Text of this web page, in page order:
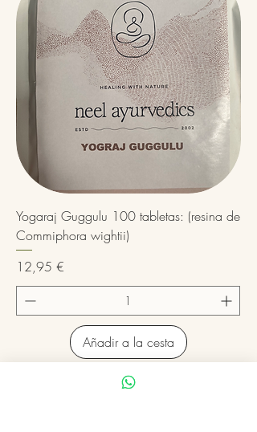
Yogaraj Guggulu 100 tabletas: (resina de
Commiphora wightii)
Precio
12,95 €
Añadir a la cesta